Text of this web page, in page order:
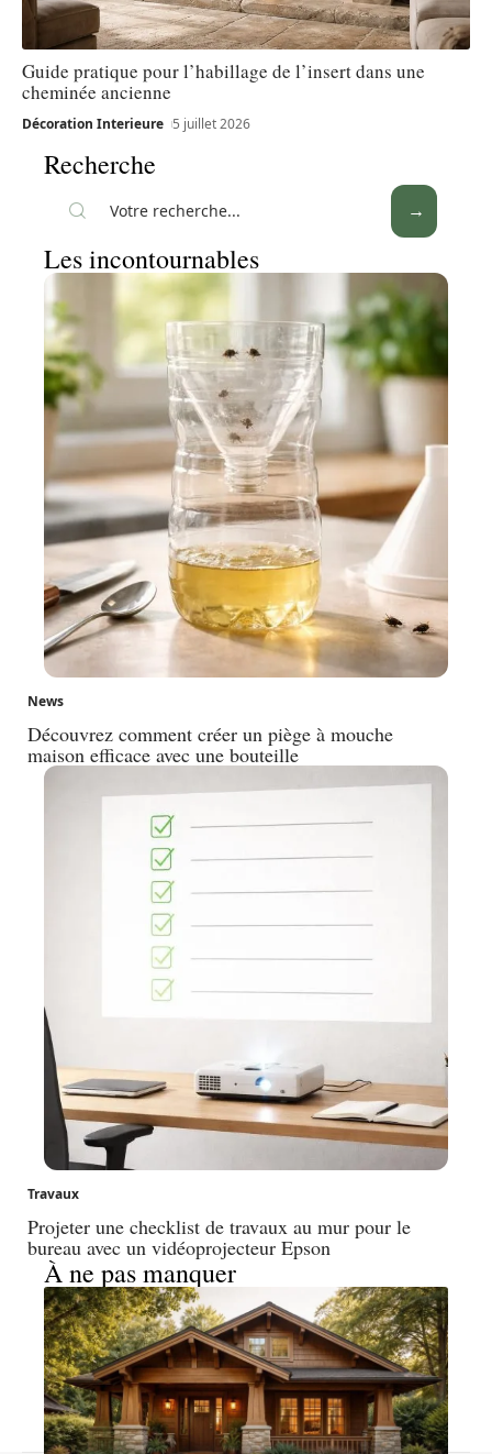
Guide pratique pour l’habillage de l’insert dans une
cheminée ancienne
Décoration Interieure 5 juillet 2026
Recherche
Les incontournables
News
Découvrez comment créer un piège à mouche
maison efficace avec une bouteille
Travaux
Projeter une checklist de travaux au mur pour le
bureau avec un vidéoprojecteur Epson
À ne pas manquer